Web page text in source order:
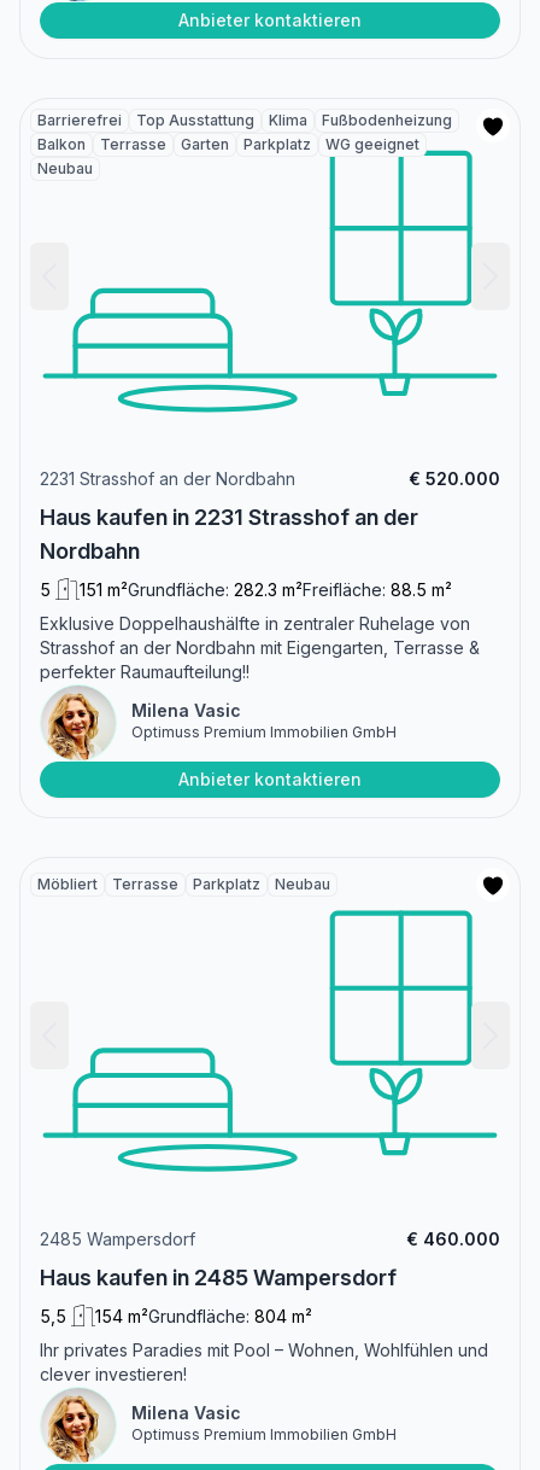
Anbieter kontaktieren
Barrierefrei Top Ausstattung Klima
Fußbodenheizung
Balkon
Terrasse Garten Parkplatz
WG geeignet
Neubau
2231 Strasshof an der Nordbahn € 520.000
Haus kaufen in 2231 Strasshof an der
Nordbahn
5 151 m²Grundfläche: 282.3 m²Freifläche: 88.5 m²
Exklusive Doppelhaushälfte in zentraler Ruhelage von
Strasshof an der Nordbahn mit Eigengarten, Terrasse &
perfekter Raumaufteilung!!
Milena Vasic
Optimuss Premium Immobilien GmbH
Anbieter kontaktieren
Möbliert Terrasse Parkplatz Neubau
2485 Wampersdorf € 460.000
Haus kaufen in 2485 Wampersdorf
5,5 154 m²Grundfläche: 804 m²
Ihr privates Paradies mit Pool – Wohnen, Wohlfühlen und
clever investieren!
Milena Vasic
Optimuss Premium Immobilien GmbH